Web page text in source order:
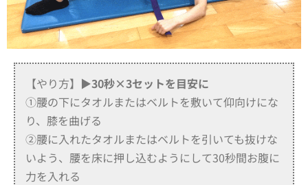
【やり方】 ▶30秒×3セットを目安に
①腰の下にタオルまたはベルトを敷いて仰向けにな
り、膝を曲げる
②腰に入れたタオルまたはベルトを引いても抜けな
いよう、腰を床に押し込むようにして30秒間お腹に
力を入れる